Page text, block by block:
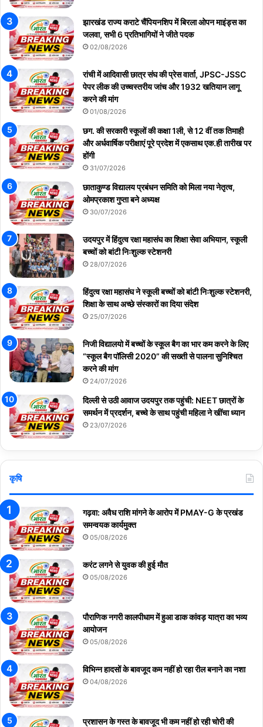
झारखंड राज्य कराटे चैंपियनशिप में बिरला ओपन माइंड्स का
जलवा, सभी 6 प्रतिभागियों ने जीते पदक
02/08/2026
रांची में आदिवासी छात्र संघ की प्रेस वार्ता, JPSC-JSSC
पेपर लीक की उच्चस्तरीय जांच और 1932 खतियान लागू
करने की मांग
01/08/2026
छग. की सरकारी स्कूलों की कक्षा 1ली, से 12 वीं तक तिमाही
और अर्धवार्षिक परीक्षाएं पूरे प्रदेश में एकसाथ एक.ही तारीख पर
होंगी
31/07/2026
छाताकुण्ड विद्यालय प्रबंधन समिति को मिला नया नेतृत्व,
ओमप्रकाश गुप्ता बने अध्यक्ष
30/07/2026
उदयपुर में हिंदुत्व रक्षा महासंघ का शिक्षा सेवा अभियान, स्कूली
बच्चों को बांटी निःशुल्क स्टेशनरी
28/07/2026
हिंदुत्व रक्षा महासंघ ने स्कूली बच्चों को बांटी निःशुल्क स्टेशनरी,
शिक्षा के साथ अच्छे संस्कारों का दिया संदेश
25/07/2026
निजी विद्यालयो में बच्चों के स्कूल बैग का भार कम करने के लिए
“स्कूल बैग पॉलिसी 2020” की सख्ती से पालना सुनिश्चित
करने की मांग
24/07/2026
दिल्ली से उठी आवाज उदयपुर तक पहुंची: NEET छात्रों के
समर्थन में प्रदर्शन, बच्चे के साथ पहुंची महिला ने खींचा ध्यान
23/07/2026
कृषि
गढ़वा: अवैध राशि मांगने के आरोप में PMAY-G के प्रखंड
समन्वयक कार्यमुक्त
05/08/2026
करंट लगने से युवक की हुई मौत
05/08/2026
पौराणिक नगरी कालपीधाम में हुआ डाक कांवड़ यात्रा का भव्य
आयोजन
05/08/2026
विभिन्न हादसों के बावजूद कम नहीं हो रहा रील बनाने का नशा
04/08/2026
प्रशासन के गस्त के बावजूद भी कम नहीं हो रही चोरी की